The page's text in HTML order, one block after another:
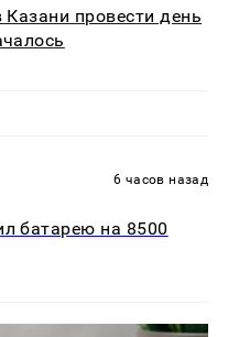
Казани провести день
6 часов назад
батарею на 8500